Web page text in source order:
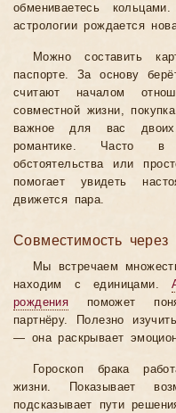
обмениваетесь
астрологии рождается
Можно составить
паспорте. За основу
считают началом
совместной жизни,
важное для вас
романтике. Часто в
обстоятельства или
помогает увидеть
движется пара.
Совместимость через
Мы встречаем
находим с единицами.
рождения поможет
партнёру. Полезно
— она раскрывает
Гороскоп брака
жизни. Показывает
подсказывает пути